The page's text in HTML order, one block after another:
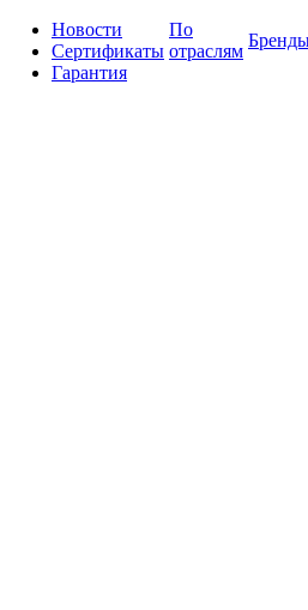
Новости
Сертификаты
Гарантия
По
отраслям